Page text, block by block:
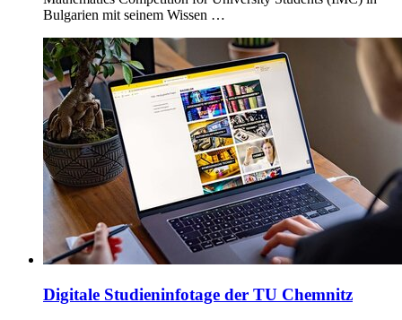
Bulgarien mit seinem Wissen …
Digitale Studieninfotage der TU Chemnitz